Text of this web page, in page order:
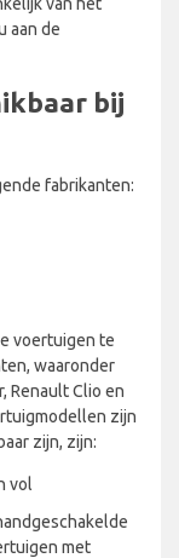
aan de
bij
fabrikanten:
voertuigen te
waaronder
Renault Clio en
zijn
zijn, zijn:
vol
met